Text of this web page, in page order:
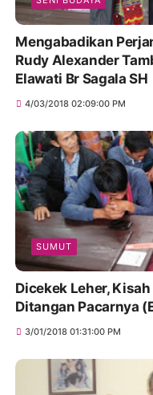
Mengabadikan
Rudy Alexander
Elawati Br Sagala SH
4/03/2018 02:09:00 PM
SUMUT
Dicekek Leher,
Ditangan Pacarnya
3/01/2018 01:31:00 PM